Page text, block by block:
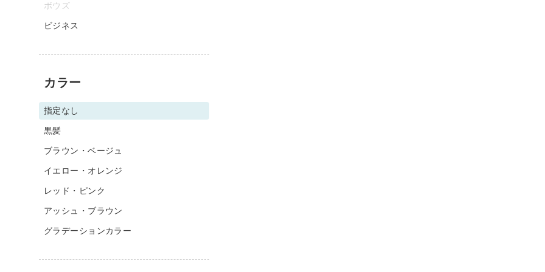
ボウズ
ビジネス
カラー
指定なし
黒髪
ブラウン・ベージュ
イエロー・オレンジ
レッド・ピンク
アッシュ・ブラウン
グラデーションカラー